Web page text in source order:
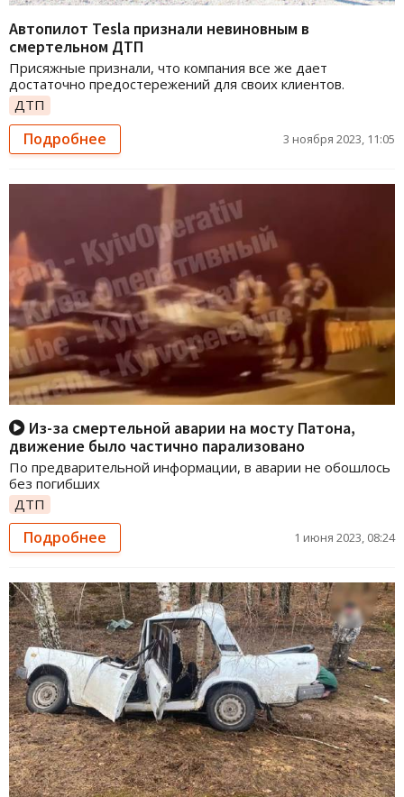
Автопилот Tesla признали невиновным в
смертельном ДТП
Присяжные признали, что компания все же дает
достаточно предостережений для своих клиентов.
ДТП
Подробнее 3 ноября 2023, 11:05
Из-за смертельной аварии на мосту Патона,
движение было частично парализовано
По предварительной информации, в аварии не обошлось
без погибших
ДТП
Подробнее 1 июня 2023, 08:24